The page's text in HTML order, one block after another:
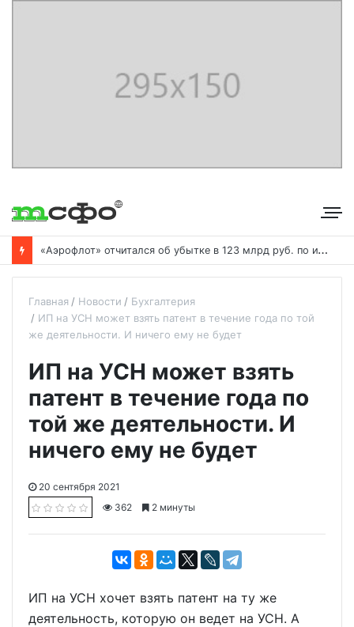
«
Аэрофлот» отчитался об убытке в 123 млрд руб. по итогам года пандемии
Главная Новости
Бухгалтерия
ИП на УСН может взять патент в течение года по той
же деятельности. И ничего ему не будет
ИП на УСН может взять
патент в течение года по
той же деятельности. И
ничего ему не будет
20 сентября 2021
362
2 минуты
ИП на УСН хочет взять патент на ту же
деятельность, которую он ведет на УСН. А